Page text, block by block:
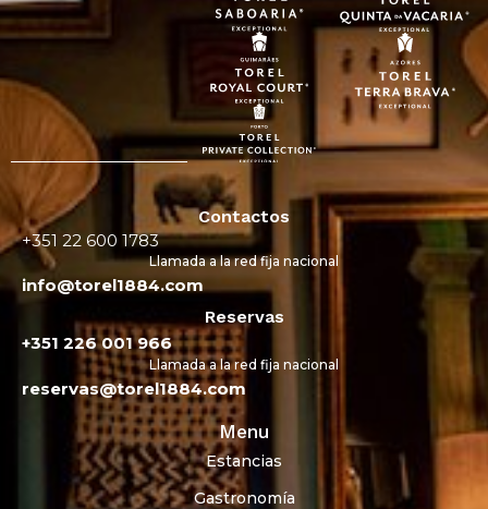
Contactos
+351 22 600 1783
Llamada a la red fija nacional
info@torel1884.com
Reservas
+351 226 001 966
Llamada a la red fija nacional
reservas@torel1884.com
Menu
Estancias
Gastronomía